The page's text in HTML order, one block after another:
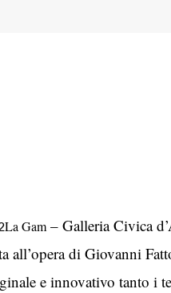
La Gam– Galleria Civica
all’opera di Giovanni
e innovativo tanto i